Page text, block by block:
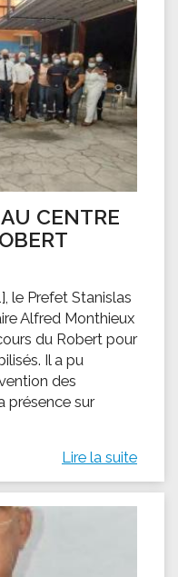
CENTRE
le Prefet Stanislas
Alfred Monthieux
du Robert pour
Il a pu
des
présence sur
Lire la suite